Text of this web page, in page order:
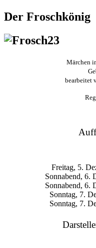
Der Froschkönig
Märchen
bearbeitet
Freitag, 5.
Sonnabend, 6.
Sonnabend, 6.
Sonntag, 7.
Sonntag, 7.